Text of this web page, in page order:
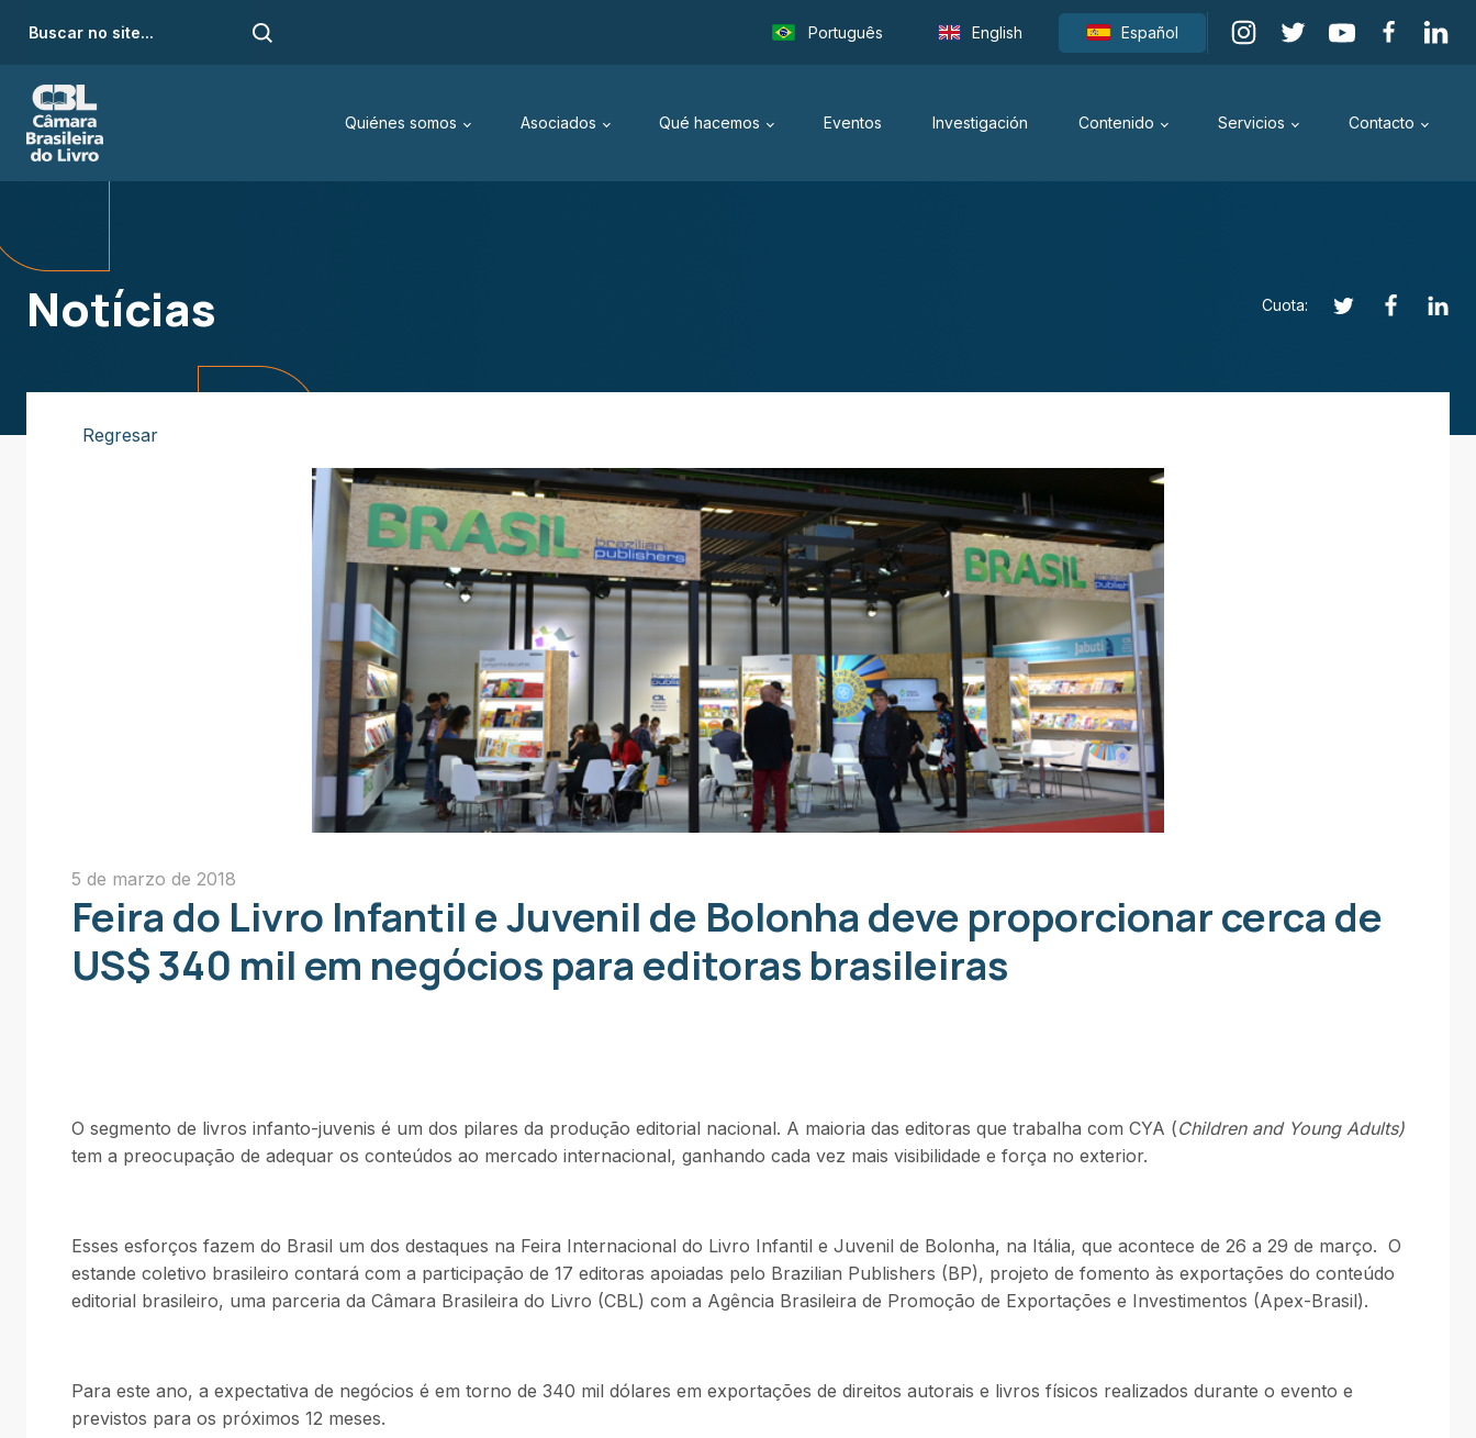
Português English Español
Quiénes somos Asociados Qué hacemos Eventos Investigación Contenido Servicios Contacto
Notícias Cuota:
Regresar
5 de marzo de 2018
Feira do Livro Infantil e Juvenil de Bolonha deve proporcionar cerca de
US$ 340 mil em negócios para editoras brasileiras
O segmento de livros infanto-juvenis é um dos pilares da produção editorial nacional. A maioria das editoras que trabalha com CYA (Children and Young Adults)
tem a preocupação de adequar os conteúdos ao mercado internacional, ganhando cada vez mais visibilidade e força no exterior.
Esses esforços fazem do Brasil um dos destaques na Feira Internacional do Livro Infantil e Juvenil de Bolonha, na Itália, que acontece de 26 a 29 de março. O
estande coletivo brasileiro contará com a participação de 17 editoras apoiadas pelo Brazilian Publishers (BP), projeto de fomento às exportações do conteúdo
editorial brasileiro, uma parceria da Câmara Brasileira do Livro (CBL) com a Agência Brasileira de Promoção de Exportações e Investimentos (Apex-Brasil).
Para este ano, a expectativa de negócios é em torno de 340 mil dólares em exportações de direitos autorais e livros físicos realizados durante o evento e
previstos para os próximos 12 meses.